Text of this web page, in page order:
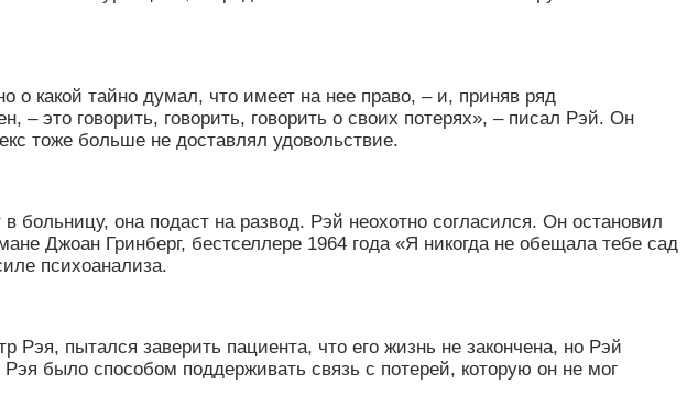
о какой тайно думал, что имеет на нее право, – и, приняв ряд
– это говорить, говорить, говорить о своих потерях», – писал Рэй. Он
тоже больше не доставлял удовольствие.
больницу, она подаст на развод. Рэй неохотно согласился. Он остановил
Джоан Гринберг, бестселлере 1964 года «Я никогда не обещала тебе сад
психоанализа.
Рэя, пытался заверить пациента, что его жизнь не закончена, но Рэй
было способом поддерживать связь с потерей, которую он не мог